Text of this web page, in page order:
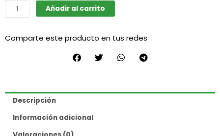
Ventilador
18
cantidad
Añadir al carrito
Comparte este producto en tus redes
Descripción
Información adicional